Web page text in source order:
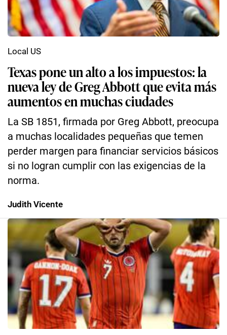
Texas pone un alto a los impuestos: la
nueva ley de Greg Abbott que evita más
aumentos en muchas ciudades
La SB 1851, firmada por Greg Abbott, preocupa
a muchas localidades pequeñas que temen
perder margen para financiar servicios básicos
si no logran cumplir con las exigencias de la
norma.
Local US
Judith Vicente